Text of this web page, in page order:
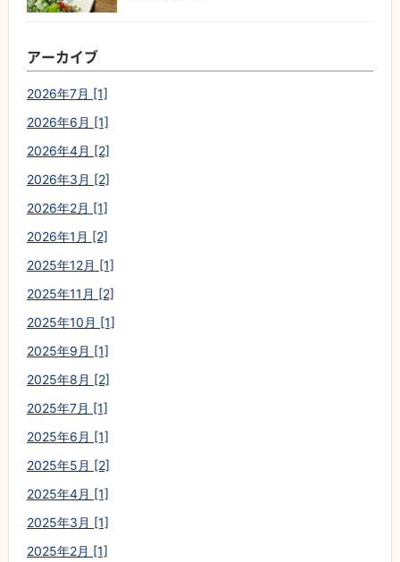
アーカイブ
2026年7月 [1]
2026年6月 [1]
2026年4月 [2]
2026年3月 [2]
2026年2月 [1]
2026年1月 [2]
2025年12月 [1]
2025年11月 [2]
2025年10月 [1]
2025年9月 [1]
2025年8月 [2]
2025年7月 [1]
2025年6月 [1]
2025年5月 [2]
2025年4月 [1]
2025年3月 [1]
2025年2月 [1]